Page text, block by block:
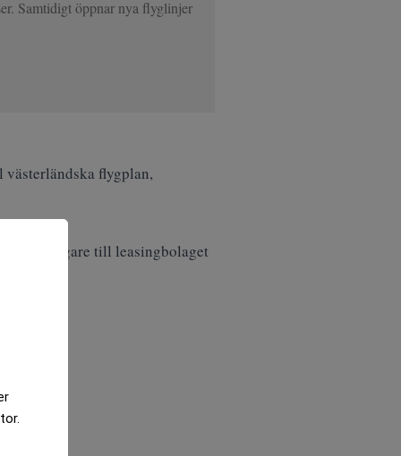
Samtidigt öppnar nya flyglinjer
flygplan,
det ägare till leasingbolaget